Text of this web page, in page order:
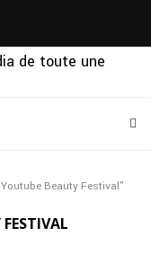
Beauty Festival"